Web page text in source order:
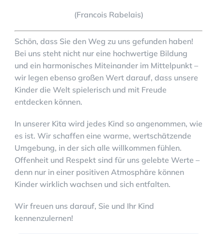
(Francois Rabelais)
Schön, dass Sie den Weg zu uns gefunden haben!
Bei uns steht nicht nur eine hochwertige Bildung
und ein harmonisches Miteinander im Mittelpunkt –
wir legen ebenso großen Wert darauf, dass unsere
Kinder die Welt spielerisch und mit Freude
entdecken können.
In unserer Kita wird jedes Kind so angenommen, wie
es ist. Wir schaffen eine warme, wertschätzende
Umgebung, in der sich alle willkommen fühlen.
Offenheit und Respekt sind für uns gelebte Werte –
denn nur in einer positiven Atmosphäre können
Kinder wirklich wachsen und sich entfalten.
Wir freuen uns darauf, Sie und Ihr Kind
kennenzulernen!